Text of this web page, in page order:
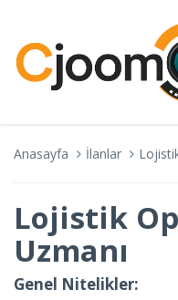
Anasayfa İlanlar
Lojistik
Uzmanı
Genel Nitelikler: